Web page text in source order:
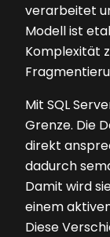
verarbeitet
Modell ist
Komplexität
Mit SQL
Grenze. Die
direkt
dadurch
Damit wird
einem
Diese